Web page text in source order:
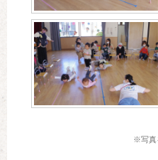
※写真